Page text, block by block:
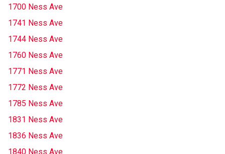
1700 Ness Ave
1741 Ness Ave
1744 Ness Ave
1760 Ness Ave
1771 Ness Ave
1772 Ness Ave
1785 Ness Ave
1831 Ness Ave
1836 Ness Ave
1840 Ness Ave